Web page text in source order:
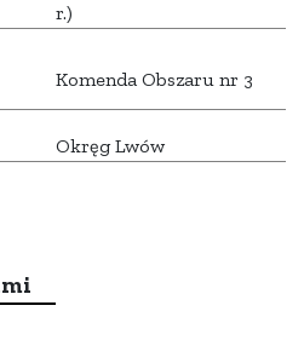
r.)
Komenda Obszaru nr 3
Okręg Lwów